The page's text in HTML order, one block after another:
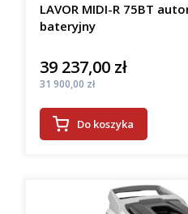
LAVOR MIDI-R 75BT
bateryjny
Cena
39 237,00 zł
Cena
31 900,00 zł
Do koszyka